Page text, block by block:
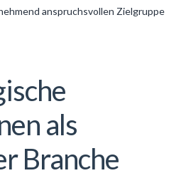
anspruchsvollen Zielgruppe
als
Branche